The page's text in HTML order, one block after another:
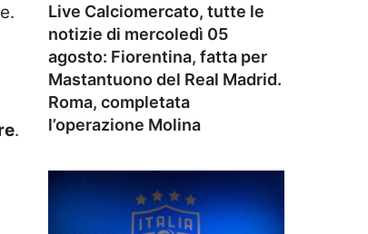
.
Live Calciomercato, tutte le
notizie di mercoledì 05
agosto: Fiorentina, fatta per
Mastantuono del Real Madrid.
Roma, completata
l’operazione Molina